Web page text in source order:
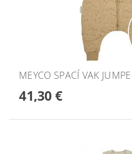
MEYCO SPACÍ VAK
41,30 €